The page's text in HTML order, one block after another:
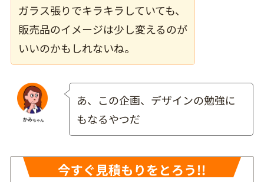
ガラス張りでキラキラしていても、
販売品のイメージは少し変えるのが
いいのかもしれないね。
あ、この企画、デザインの勉強に
もなるやつだ